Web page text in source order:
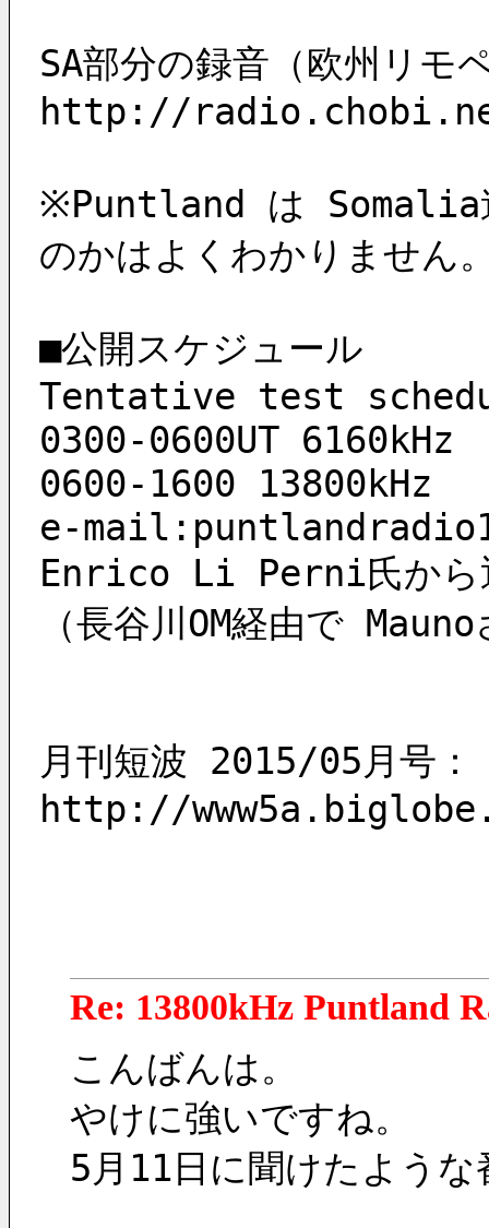
SA部分の録音（欧州リモ
http://radio.chobi.net/
※Puntland は Somalia連
のかはよくわかりません
■公開スケジュール
Tentative test
0300-0600UT 6160kHz
0600-1600 13800kHz
e-
Enrico Li Perni氏から
（長谷川OM経由で
月刊短波 2015/05月号：
http://
Re: 13800kHz Puntland
こんばんは。
やけに強いですね。
5月11日に聞けたよう